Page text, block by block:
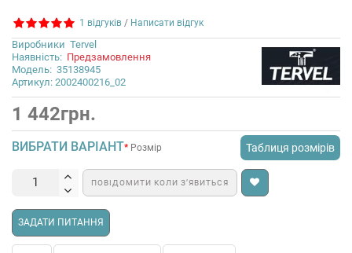
1 відгуків / Написати відгук
Виробники Tervel
Наявність: Предзамовлення
Модель: 35138945
Артикул: 2002400216_02
1 442грн.
ВИБРАТИ ВАРІАНТ Таблиця розмірів
Розмір
ПОВІДОМИТИ КОЛИ З’ЯВИТЬСЯ
ЗАДАТИ ПИТАННЯ